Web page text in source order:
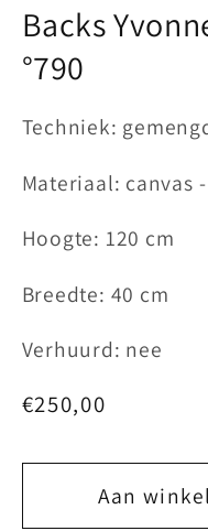
openen
in
Backs
°790
Techniek:
Materiaal: canvas
Hoogte: 120 cm
Breedte: 40 cm
Verhuurd: nee
Normale
€250,00
Aan